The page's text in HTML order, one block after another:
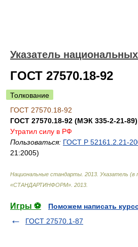
Указатель
ГОСТ 27570.18-92
Толкование
ГОСТ 27570.18-92
ГОСТ 27570.18-92 (МЭК 335-2-21-89)
Утратил силу в РФ
Пользоваться: ГОСТ Р 52161.2.21-
21:2005)
Национальные стандарты. 2013. Указатель
«СТАНДАРТИНФОРМ» 2013
Игры ⚽
Поможем написать
ГОСТ 27570.1-87